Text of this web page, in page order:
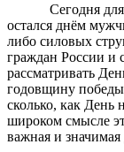
Сегодня для
остался днём
либо силовых
граждан России
рассматривать
годовщину
сколько, как
широком смысле
важная и значимая